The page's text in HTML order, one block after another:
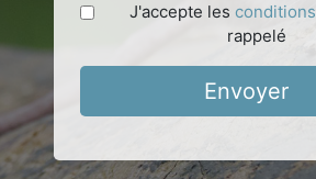
J'accepte les conditions
rappelé
Envoyer